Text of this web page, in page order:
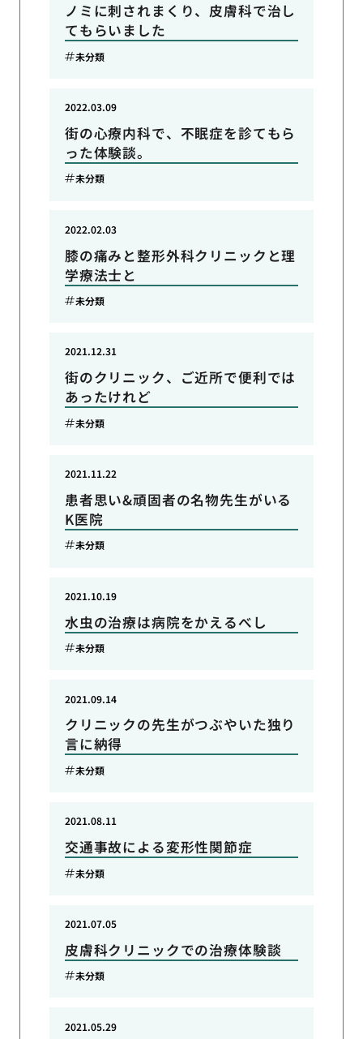
ノミに刺されまくり、皮膚科で治し
てもらいました
未分類
街の心療内科で、不眠症を診てもら
った体験談。
2022.03.09
未分類
膝の痛みと整形外科クリニックと理
学療法士と
2022.02.03
未分類
街のクリニック、ご近所で便利では
あったけれど
2021.12.31
未分類
患者思い&頑固者の名物先生がいる
K医院
2021.11.22
未分類
水虫の治療は病院をかえるべし
2021.10.19
未分類
クリニックの先生がつぶやいた独り
言に納得
2021.09.14
未分類
交通事故による変形性関節症
2021.08.11
未分類
皮膚科クリニックでの治療体験談
2021.07.05
未分類
2021.05.29